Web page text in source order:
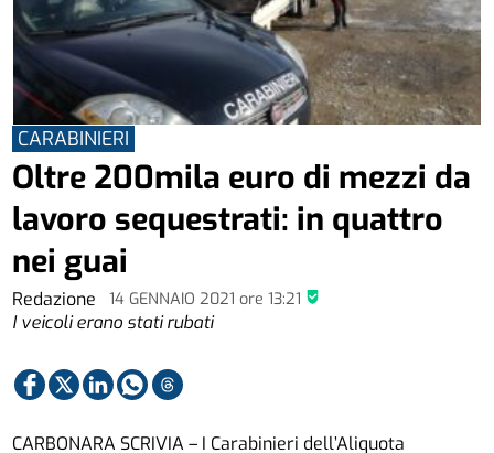
Redazione 14 GENNAIO 2021ore 13:21
CARABINIERI
Oltre 200mila euro di mezzi da
lavoro sequestrati: in quattro
nei guai
I veicoli erano stati rubati
CARBONARA SCRIVIA – I Carabinieri dell’Aliquota